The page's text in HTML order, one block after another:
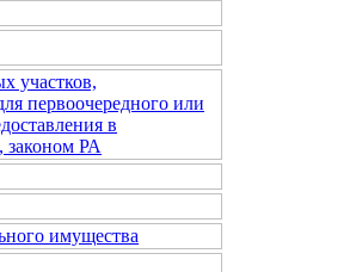
участков,
первоочередного или
в
законом РА
имущества